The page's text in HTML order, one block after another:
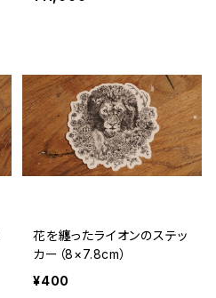
花を纏ったライオンのステッ
カー（8×7.8cm）
¥400